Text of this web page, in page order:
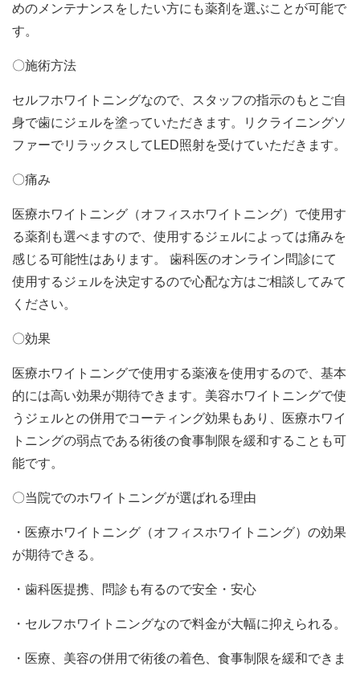
めのメンテナンスをしたい方にも薬剤を選ぶことが可能で
す。
〇施術方法
セルフホワイトニングなので、スタッフの指示のもとご自
身で歯にジェルを塗っていただきます。リクライニングソ
ファーでリラックスして LED照射を受けていただきます。
〇痛み
医療ホワイトニング（オフィスホワイトニング）で使用す
る薬剤も選べますので、使用するジェルによっては痛みを
感じる可能性はあります。 歯科医のオンライン問診にて
使用するジェルを決定するので心配な方はご相談してみて
ください。
〇効果
医療ホワイトニングで使用する薬液を使用するので、基本
的には高い効果が期待できます。美容ホワイトニングで使
うジェルとの併用でコーティング効果もあり、医療ホワイ
トニングの弱点である術後の食事制限を緩和することも可
能です。
〇当院でのホワイトニングが選ばれる理由
・医療ホワイトニング（オフィスホワイトニング）の効果
が期待できる。
・歯科医提携、問診も有るので安全・安心
・セルフホワイトニングなので料金が大幅に抑えられる。
・医療、美容の併用で術後の着色、食事制限を緩和できま